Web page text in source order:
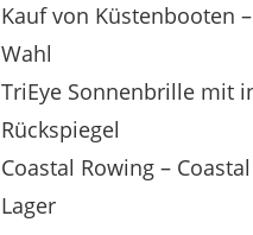
Kauf von Küstenbooten
Wahl
TriEye Sonnenbrille mit
Rückspiegel
Coastal Rowing –
Lager